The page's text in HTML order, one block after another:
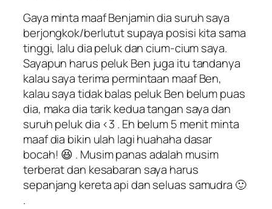
Gaya minta maaf Benjamin dia suruh saya
berjongkok/berlutut supaya posisi kita sama
tinggi, lalu dia peluk dan cium-cium saya.
Sayapun harus peluk Ben juga itu tandanya
kalau saya terima permintaan maaf Ben,
kalau saya tidak balas peluk Ben belum puas
dia, maka dia tarik kedua tangan saya dan
suruh peluk dia <3 . Eh belum 5 menit minta
maaf dia bikin ulah lagi huahaha dasar
bocah! 😆 . Musim panas adalah musim
terberat dan kesabaran saya harus
sepanjang kereta api dan seluas samudra 🙂
.